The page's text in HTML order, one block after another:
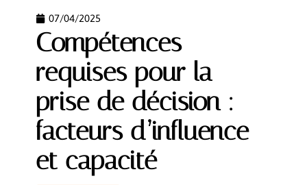
07/04/2025
Compétences
requises pour la
prise de décision :
facteurs d’influence
et capacité